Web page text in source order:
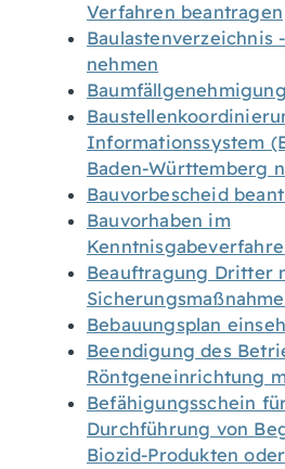
Verfahren beantragen
Baulastenverzeichnis
nehmen
Informationssystem
Baden-Württemberg
Bauvorbescheid
Bauvorhaben im
Beauftragung Dritter
Bebauungsplan
Beendigung des
Röntgeneinrichtung
Befähigungsschein
Durchführung von
Biozid-Produkten oder